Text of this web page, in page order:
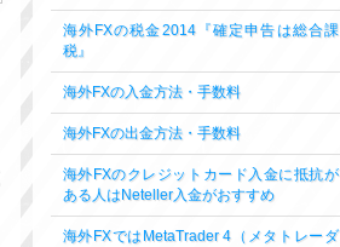
海外FXの税金2014『確定申告は総合課
税』
海外FXの入金方法・手数料
海外FXの出金方法・手数料
海外FXのクレジットカード入金に抵抗が
ある人はNeteller入金がおすすめ
海外FXではMetaTrader 4（メタトレーダ